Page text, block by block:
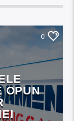
0
OPUN